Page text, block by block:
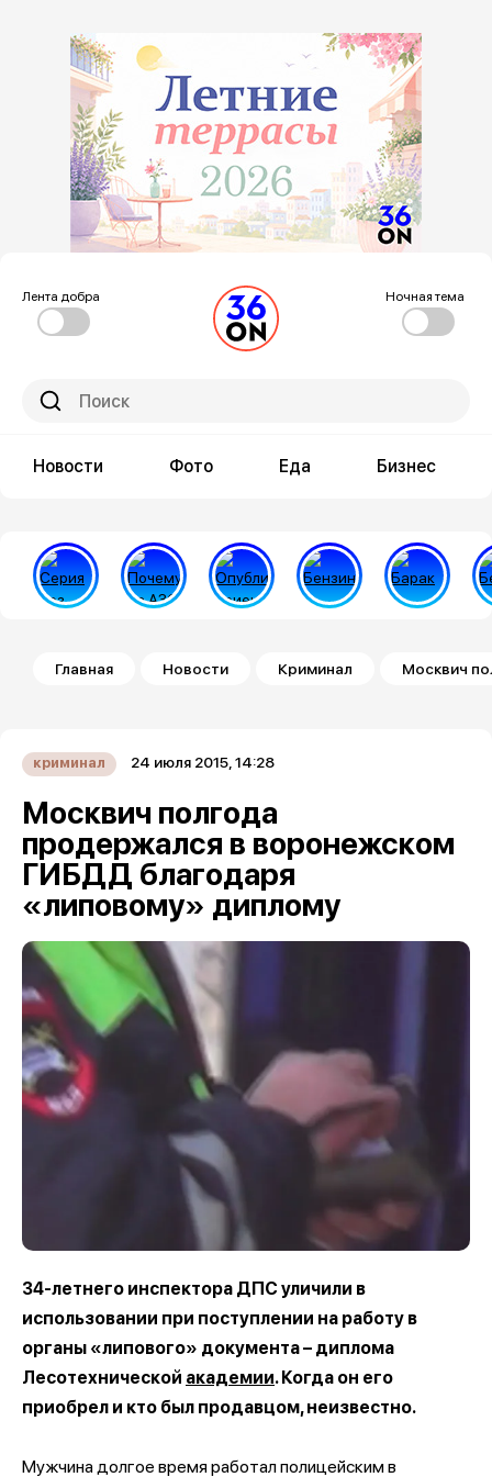
Лента добра Ночная тема
Новости Фото Еда Бизнес
Строка навигации
Главная Новости Криминал Москвич
криминал 24 июля 2015, 14:28
Москвич полгода
продержался в воронежском
ГИБДД благодаря
«липовому» диплому
34-летнего инспектора ДПС уличили в
использовании при поступлении на работу в
органы «липового» документа – диплома
Лесотехнической академии. Когда он его
приобрел и кто был продавцом, неизвестно.
Мужчина долгое время работал полицейским в